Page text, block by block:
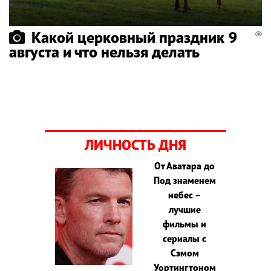
Какой церковный праздник 9
августа и что нельзя делать
ЛИЧНОСТЬ ДНЯ
От Аватара до
Под знаменем
небес –
лучшие
фильмы и
сериалы с
Сэмом
Уортингтоном